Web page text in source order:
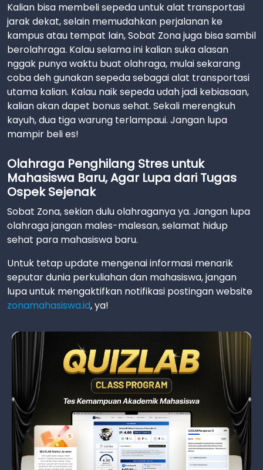
Kalian bisa membeli sepeda untuk alat transportasi
jarak dekat, selain memudahkan perjalanan ke
kampus atau tempat lain, Sobat Zona juga bisa sambil
berolahraga. Kalau selama ini kalian suka alasan
nggak punya waktu buat olahraga, mulai sekarang
coba deh gunakan sepeda sebagai alat transportasi
utama kalian. Kalau naik sepeda udah jadi kebiasaan,
kalian akan dapet bonus sehat. Sekali merengkuh
kayuh, dua tiga warung terlampaui. Jangan lupa
mampir beli es!
Olahraga Penghilang Stres untuk
Mahasiswa Baru, Agar Lupa dari Tugas
Ospek Sejenak
Sobat Zona, sekian dulu olahraganya ya. Jangan lupa
olahraga jangan males-malesan, selamat hidup
sehat para mahasiswa baru.
Untuk tetap update mengenai informasi menarik
seputar dunia perkuliahan dan mahasiswa, jangan
lupa untuk mengaktifkan notifikasi postingan website
zonamahasiswa.id, ya!